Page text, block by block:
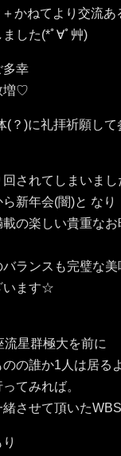
かねてより交流あ
した(*ﾟ∀ﾟ艸)
多幸
増♡
(？)に礼拝祈願して
されてしまいまし
新年会(闇)と なり
の楽しい貴重なお
バランスも完璧な
います☆
星群極大を前に
の誰か1人は居る
てみれば。
させて頂いた